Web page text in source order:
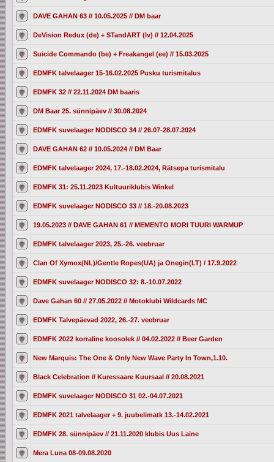
DAVE GAHAN 63 // 10.05.2025 // DM baar
DeVision Redux (de) + STandART (lv) // 12.04.2025
Suicide Commando (be) + Freakangel (ee) // 15.03.2025
EDMFK talvelaager 15-16.02.2025 Pusku turismitalus
EDMFK 32 // 22.11.2024 DM baaris
DM Baar 25. sünnipäev // 30.08.2024
EDMFK suvelaager NODISCO 34 // 26.07-28.07.2024
DAVE GAHAN 62 // 10.05.2024 // DM Baar
EDMFK talvelaager 2024, 17.-18.02.2024, Rätsepa turismitalu
EDMFK 31: 25.11.2023 Kultuuriklubis Winkel
EDMFK suvelaager NODISCO 33 // 18.-20.08.2023
19.05.2023 // DAVE GAHAN 61 // MEMENTO MORI TUURI WARMUP
EDMFK talvelaager 2023, 25.-26. veebruar
Clan Of Xymox(NL)/Gentle Ropes(UA) ja Onegin(LT) / 17.9.2022
EDMFK suvelaager NODISCO 32: 8.-10.07.2022
Dave Gahan 60 // 27.05.2022 // Motoklubi Wildcards MC
EDMFK Talvepäevad 2022, 26.-27. veebruar
EDMFK 2022 korraline koosolek // 04.02.2022 // Beer Garden
New Marquis: The One & Only New Wave Party In Town,1.10.
Black Celebration // Kuressaare Kuursaal // 20.08.2021
EDMFK suvelaager NODISCO 31 02.-04.07.2021
EDMFK 2021 talvelaager + 9. juubelimatk 13.-14.02.2021
EDMFK 28. sünnipäev // 21.11.2020 klubis Uus Laine
Mera Luna 08-09.08.2020